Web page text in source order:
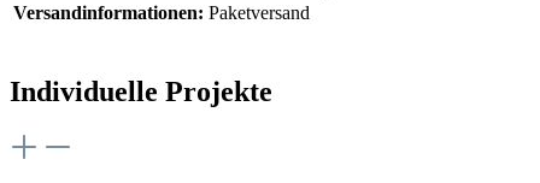
Versandinformationen: Paketversand
Individuelle Projekte